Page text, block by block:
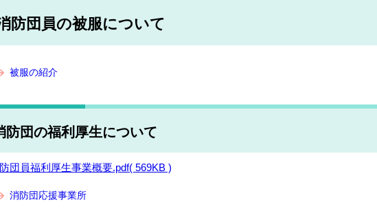
防団員の被服について
被服の紹介
防団の福利厚生について
団員福利厚生事業概要.pdf( 569KB )
消防団応援事業所